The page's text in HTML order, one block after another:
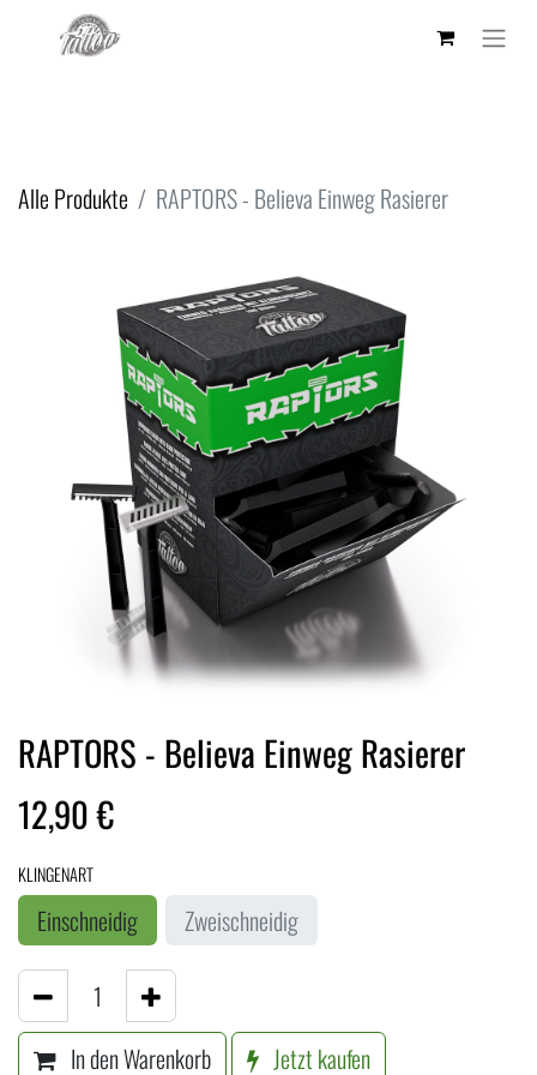
Alle Produkte RAPTORS - Believa Einweg Rasierer
RAPTORS - Believa Einweg Rasierer
12,90€
KLINGENART
Einschneidig Zweischneidig
In den Warenkorb Jetzt kaufen